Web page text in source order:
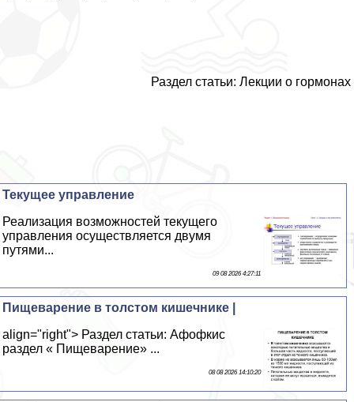
Раздел статьи: Лекции о гормонах
Текущее управление
Реализация возможностей текущего
управления осуществляется двумя
путями...
09 08 2026 4:27:11
Пищеварение в толстом кишечнике |
align="right"> Раздел статьи: Афофкис
раздел « Пищеварение» ...
08 08 2026 14:10:20